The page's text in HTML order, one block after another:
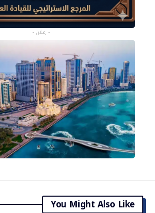
- إعلان -
You Might Also Like